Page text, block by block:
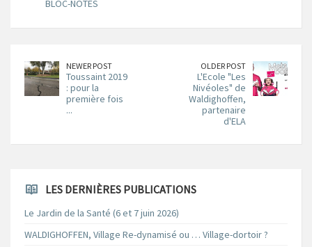
BLOC-NOTES
NEWER POST
Toussaint 2019
: pour la
première fois
...
OLDER POST
L'Ecole "Les
Nivéoles" de
Waldighoffen,
partenaire
d'ELA
LES DERNIÈRES PUBLICATIONS
Le Jardin de la Santé (6 et 7 juin 2026)
WALDIGHOFFEN, Village Re-dynamisé ou … Village-dortoir ?